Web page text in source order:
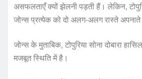
असफलताएँ क्यों झेलनी पड़ती हैं। लेकिन,
जोन्स प्रत्येक को दो अलग-अलग रास्ते
जोन्स के मुताबिक, टोपुरिया सोना दोबारा
मजबूत स्थिति में है।